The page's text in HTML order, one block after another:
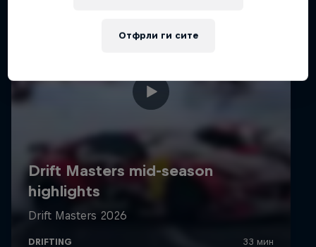
Отфрли ги сите